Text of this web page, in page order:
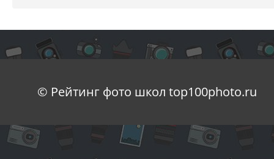
© Рейтинг фото школ top100photo.ru